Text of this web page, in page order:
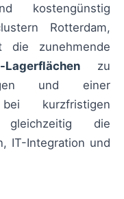
kostengünstig
Rotterdam,
die zunehmende
zu
und einer
kurzfristigen
gleichzeitig die
IT-Integration und